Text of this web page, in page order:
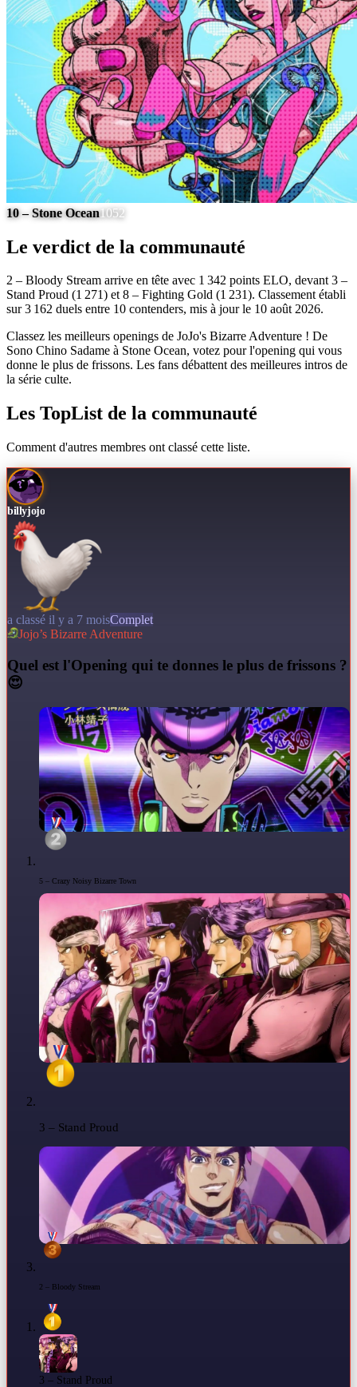
10 – Stone Ocean1052
Le verdict de la communauté
2 – Bloody Stream arrive en tête avec 1 342 points ELO, devant 3 –
Stand Proud (1 271) et 8 – Fighting Gold (1 231). Classement établi
sur 3 162 duels entre 10 contenders, mis à jour le 10 août 2026.
Classez les meilleurs openings de JoJo's Bizarre Adventure ! De
Sono Chino Sadame à Stone Ocean, votez pour l'opening qui vous
donne le plus de frissons. Les fans débattent des meilleures intros de
la série culte.
Les TopList de la communauté
Comment d'autres membres ont classé cette liste.
billyjojo
a classé il y a 7 moisComplet
Jojo’s Bizarre Adventure
Quel est l'Opening qui te donnes le plus de frissons ?
😍
5 – Crazy Noisy Bizarre Town
3 – Stand Proud
2 – Bloody Stream
3 – Stand Proud